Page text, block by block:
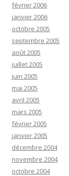
février 2006
janvier 2006
octobre 2005
septembre 2005
août 2005
juillet 2005
juin 2005
mai 2005
avril 2005
mars 2005
février 2005
janvier 2005
décembre 2004
novembre 2004
octobre 2004